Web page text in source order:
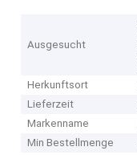
Ausgesucht
Herkunftsort
Lieferzeit
Markenname
Min Bestellmenge